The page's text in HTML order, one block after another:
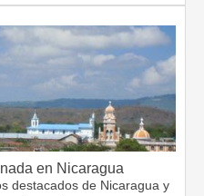
en Nicaragua
destacados de Nicaragua y